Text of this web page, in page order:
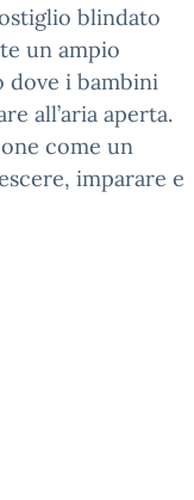
blindato
un ampio
dove i bambini
all’aria aperta.
come un
imparare e